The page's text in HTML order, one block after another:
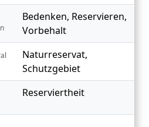
Bedenken, Reservieren,
Vorbehalt
Naturreservat,
Schutzgebiet
Reserviertheit